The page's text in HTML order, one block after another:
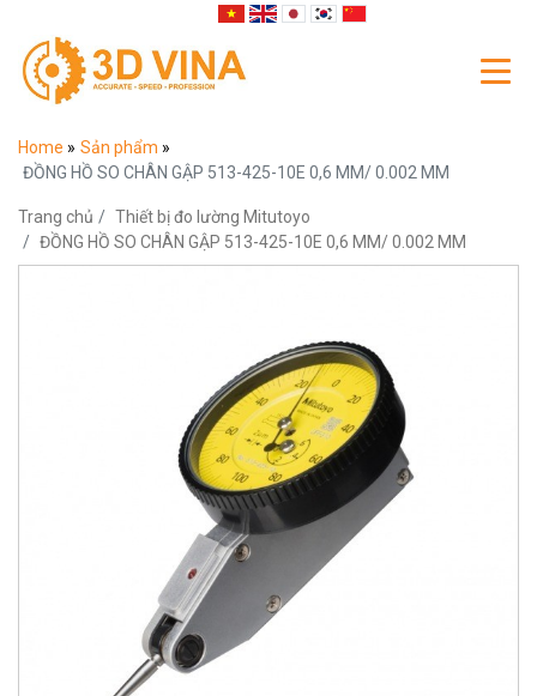
Home » Sản phẩm »
ĐỒNG HỒ SO CHÂN GẬP 513-425-10E 0,6 MM/ 0.002 MM
Trang chủ
Thiết bị đo lường Mitutoyo
ĐỒNG HỒ SO CHÂN GẬP 513-425-10E 0,6 MM/ 0.002 MM